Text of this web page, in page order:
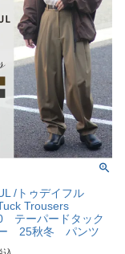
/トゥデイフル
Trousers
テーパードタック
ー 25秋冬 パンツ